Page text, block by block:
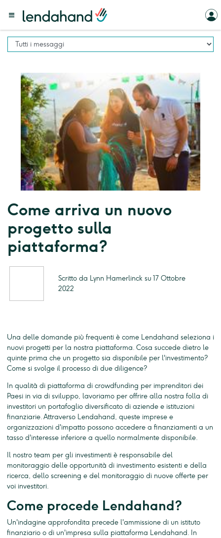
Come arriva un nuovo
progetto sulla
piattaforma?
Scritto da Lynn Hamerlinck su 17 Ottobre
2022
Una delle domande più frequenti è come Lendahand seleziona i
nuovi progetti per la nostra piattaforma. Cosa succede dietro le
quinte prima che un progetto sia disponibile per l'investimento?
Come si svolge il processo di due diligence?
In qualità di piattaforma di crowdfunding per imprenditori dei
Paesi in via di sviluppo, lavoriamo per offrire alla nostra folla di
investitori un portafoglio diversificato di aziende e istituzioni
finanziarie. Attraverso Lendahand, queste imprese e
organizzazioni d'impatto possono accedere a finanziamenti a un
tasso d'interesse inferiore a quello normalmente disponibile.
Il nostro team per gli investimenti è responsabile del
monitoraggio delle opportunità di investimento esistenti e della
ricerca, dello screening e del monitoraggio di nuove offerte per
voi investitori.
Come procede Lendahand?
Un'indagine approfondita precede l'ammissione di un istituto
finanziario o di un'impresa sulla piattaforma Lendahand. In